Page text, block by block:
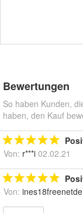
Bewertungen
So haben Kunden,
haben, den Kauf
Von: r***i 02.02.21
Von: ines18freenetde